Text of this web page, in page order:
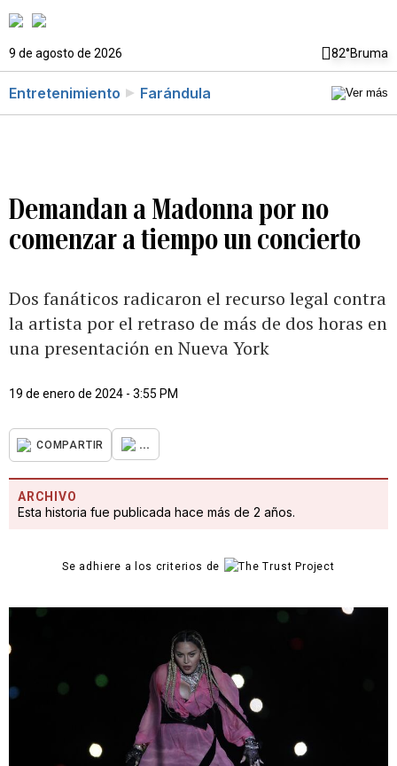
9 de agosto de 2026 82°Bruma
Entretenimiento Farándula
Demandan a Madonna por no
comenzar a tiempo un concierto
Dos fanáticos radicaron el recurso legal contra
la artista por el retraso de más de dos horas en
una presentación en Nueva York
19 de enero de 2024 - 3:55 PM
COMPARTIR ...
ARCHIVO
Esta historia fue publicada hace más de 2 años.
Se adhiere a los criterios de